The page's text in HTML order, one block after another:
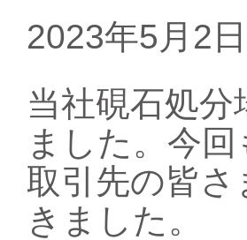
2023年5月2日
当社硯石処
ました。今
取引先の皆
きました。